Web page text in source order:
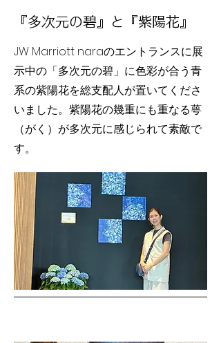
『多次元の碧』と『紫陽花』
JW Marriott naraのエントランスに展
示中の「多次元の碧」に色彩が合う青
系の紫陽花を総支配人が置いてくださ
いました。紫陽花の幾重にも重なる萼
（がく）が多次元に感じられて素敵で
す。